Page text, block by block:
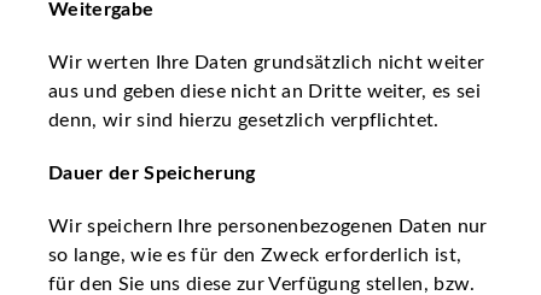
Weitergabe
Wir werten Ihre Daten grundsätzlich nicht weiter
aus und geben diese nicht an Dritte weiter, es sei
denn, wir sind hierzu gesetzlich verpflichtet.
Dauer der Speicherung
Wir speichern Ihre personenbezogenen Daten nur
so lange, wie es für den Zweck erforderlich ist,
für den Sie uns diese zur Verfügung stellen, bzw.